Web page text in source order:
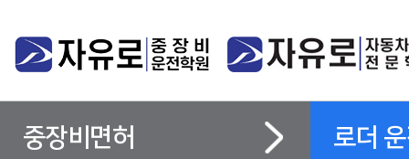
중장비면허 로더